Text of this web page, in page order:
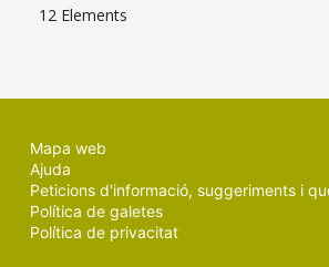
12 Elements
Mapa web
Ajuda
Peticions d'informació, suggeriments i
Política de galetes
Política de privacitat